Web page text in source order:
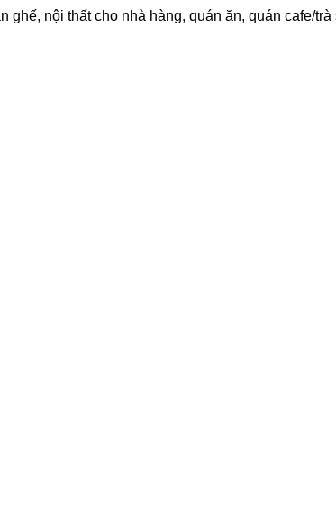
ghế, nội thất cho nhà hàng, quán ăn, quán cafe/